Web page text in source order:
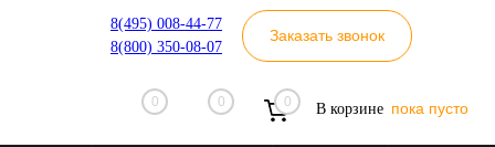
8(495) 008-44-77
8(800) 350-08-07
Заказать звонок
0 0 0 В корзине пока пусто